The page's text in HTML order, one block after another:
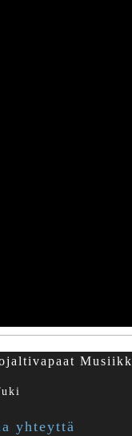
yhteyttä